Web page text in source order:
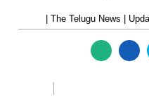
| The Telugu News |